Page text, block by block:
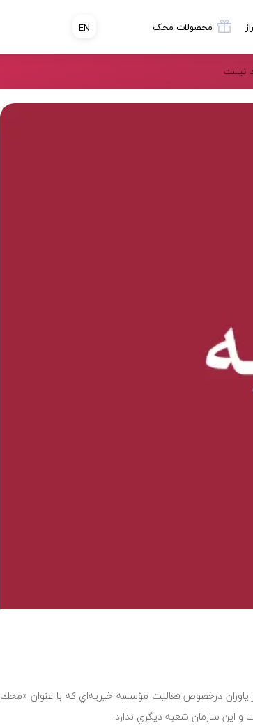
محصولات محک EN
نيست
درخصوص فعاليت مؤسسه خيريه‌اي كه با عنوان «محك
اين سازمان شعبه ديگري ندارد.